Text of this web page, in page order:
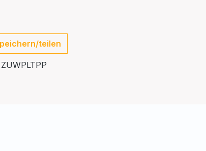
teilen
ZUWPLTPP